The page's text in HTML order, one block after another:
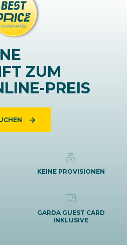
ZUM
PREIS
KEINE PROVISIONEN
GARDA GUEST CARD
INKLUSIVE